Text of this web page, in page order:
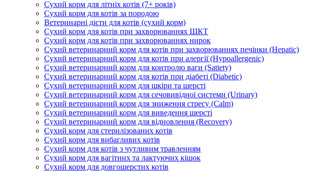
Сухий корм для літніх котів (7+ років)
Сухий корм для котів за породою
Ветеринарні дієти для котів (сухий корм)
Сухий корм для котів при захворюваннях ШКТ
Сухий корм для котів при захворюваннях нирок
Сухий ветеринарний корм для котів при захворюваннях печінки (Hepatic)
Сухий ветеринарний корм для котів при алергії (Hypoallergenic)
Сухий ветеринарний корм для контролю ваги (Satiety)
Сухий ветеринарний корм для котів при діабеті (Diabetic)
Сухий ветеринарний корм для шкіри та шерсті
Сухий ветеринарний корм для сечовивідної системи (Urinary)
Сухий ветеринарний корм для зниження стресу (Calm)
Сухий ветеринарний корм для виведення шерсті
Сухий ветеринарний корм для відновлення (Recovery)
Сухий корм для стерилізованих котів
Сухий корм для вибагливих котів
Сухий корм для котів з чутливим травленням
Сухий корм для вагітних та лактуючих кішок
Сухий корм для довгошерстих котів